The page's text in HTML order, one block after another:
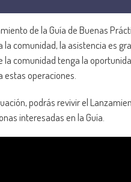
de la Guía de Buenas
la comunidad, la asistencia es
la comunidad tenga la
estas operaciones.
podrás revivir el
interesadas en la Guía.